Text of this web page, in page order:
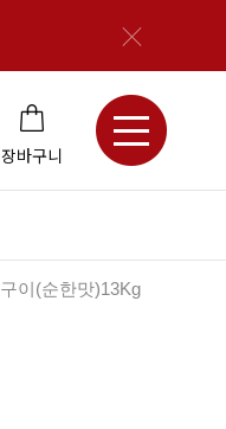
장바구니
이(순한맛)13Kg